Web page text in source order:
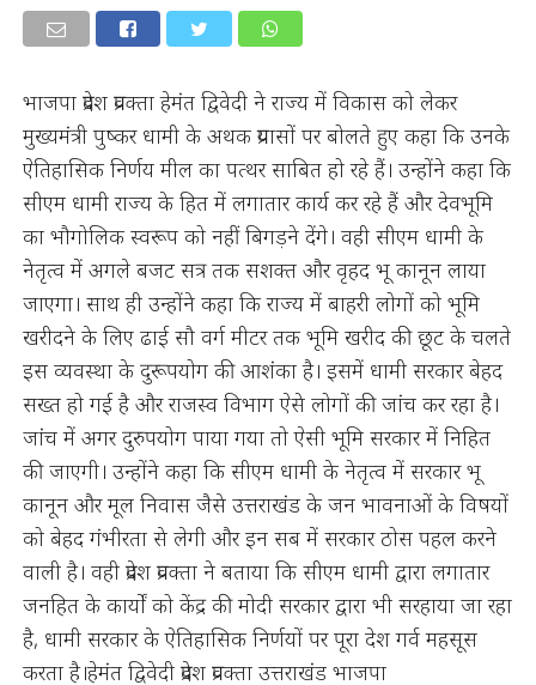
भाजपा प्रदेश प्रवक्ता हेमंत द्विवेदी ने राज्य में विकास को लेकर
मुख्यमंत्री पुष्कर धामी के अथक प्रयासों पर बोलते हुए कहा कि उनके
ऐतिहासिक निर्णय मील का पत्थर साबित हो रहे हैं। उन्होंने कहा कि
सीएम धामी राज्य के हित में लगातार कार्य कर रहे हैं और देवभूमि
का भौगोलिक स्वरूप को नहीं बिगड़ने देंगे। वही सीएम धामी के
नेतृत्व में अगले बजट सत्र तक सशक्त और वृहद भू कानून लाया
जाएगा। साथ ही उन्होंने कहा कि राज्य में बाहरी लोगों को भूमि
खरीदने के लिए ढाई सौ वर्ग मीटर तक भूमि खरीद की छूट के चलते
इस व्यवस्था के दुरूपयोग की आशंका है। इसमें धामी सरकार बेहद
सख्त हो गई है और राजस्व विभाग ऐसे लोगों की जांच कर रहा है।
जांच में अगर दुरुपयोग पाया गया तो ऐसी भूमि सरकार में निहित
की जाएगी। उन्होंने कहा कि सीएम धामी के नेतृत्व में सरकार भू
कानून और मूल निवास जैसे उत्तराखंड के जन भावनाओं के विषयों
को बेहद गंभीरता से लेगी और इन सब में सरकार ठोस पहल करने
वाली है। वही प्रदेश प्रवक्ता ने बताया कि सीएम धामी द्वारा लगातार
जनहित के कार्यों को केंद्र की मोदी सरकार द्वारा भी सरहाया जा रहा
है, धामी सरकार के ऐतिहासिक निर्णयों पर पूरा देश गर्व महसूस
करता है।हेमंत द्विवेदी प्रदेश प्रवक्ता उत्तराखंड भाजपा